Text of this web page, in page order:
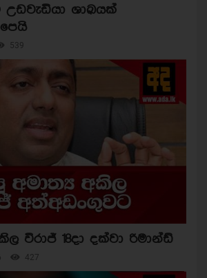
ශාඛයක්
539
විරාජ් 18දා දක්වා රිමාන්ඩ්
427